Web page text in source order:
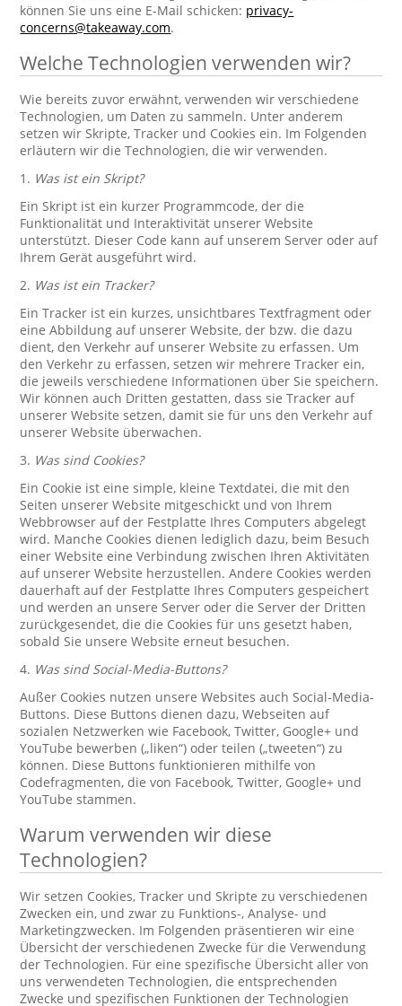
können Sie uns eine E-Mail schicken: privacy-
concerns@takeaway.com.
Welche Technologien verwenden wir?
Wie bereits zuvor erwähnt, verwenden wir verschiedene
Technologien, um Daten zu sammeln. Unter anderem
setzen wir Skripte, Tracker und Cookies ein. Im Folgenden
erläutern wir die Technologien, die wir verwenden.
1. Was ist ein Skript?
Ein Skript ist ein kurzer Programmcode, der die
Funktionalität und Interaktivität unserer Website
unterstützt. Dieser Code kann auf unserem Server oder auf
Ihrem Gerät ausgeführt wird.
2. Was ist ein Tracker?
Ein Tracker ist ein kurzes, unsichtbares Textfragment oder
eine Abbildung auf unserer Website, der bzw. die dazu
dient, den Verkehr auf unserer Website zu erfassen. Um
den Verkehr zu erfassen, setzen wir mehrere Tracker ein,
die jeweils verschiedene Informationen über Sie speichern.
Wir können auch Dritten gestatten, dass sie Tracker auf
unserer Website setzen, damit sie für uns den Verkehr auf
unserer Website überwachen.
3. Was sind Cookies?
Ein Cookie ist eine simple, kleine Textdatei, die mit den
Seiten unserer Website mitgeschickt und von Ihrem
Webbrowser auf der Festplatte Ihres Computers abgelegt
wird. Manche Cookies dienen lediglich dazu, beim Besuch
einer Website eine Verbindung zwischen Ihren Aktivitäten
auf unserer Website herzustellen. Andere Cookies werden
dauerhaft auf der Festplatte Ihres Computers gespeichert
und werden an unsere Server oder die Server der Dritten
zurückgesendet, die die Cookies für uns gesetzt haben,
sobald Sie unsere Website erneut besuchen.
4. Was sind Social-Media-Buttons?
Außer Cookies nutzen unsere Websites auch Social-Media-
Buttons. Diese Buttons dienen dazu, Webseiten auf
sozialen Netzwerken wie Facebook, Twitter, Google+ und
YouTube bewerben („liken“) oder teilen („tweeten“) zu
können. Diese Buttons funktionieren mithilfe von
Codefragmenten, die von Facebook, Twitter, Google+ und
YouTube stammen.
Warum verwenden wir diese
Technologien?
Wir setzen Cookies, Tracker und Skripte zu verschiedenen
Zwecken ein, und zwar zu Funktions-, Analyse- und
Marketingzwecken. Im Folgenden präsentieren wir eine
Übersicht der verschiedenen Zwecke für die Verwendung
der Technologien. Für eine spezifische Übersicht aller von
uns verwendeten Technologien, die entsprechenden
Zwecke und spezifischen Funktionen der Technologien